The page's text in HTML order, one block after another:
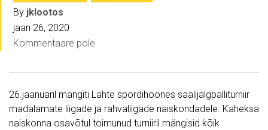
By jklootos
jaan 26, 2020
Kommentaare pole
26.jaanuaril mängiti Lähte spordihoones saalijalgpalliturniir
madalamate liigade ja rahvaliigade naiskondadele. Kaheksa
naiskonna osavõtul toimunud turniiril mängisid kõik